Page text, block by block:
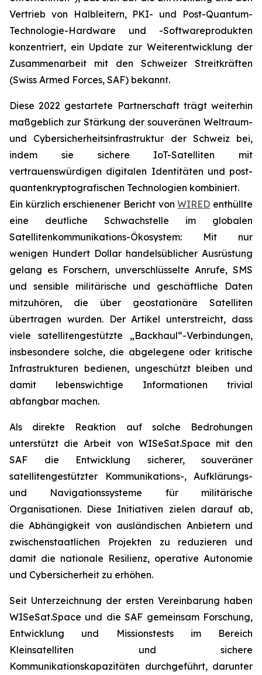
Vertrieb von Halbleitern, PKI- und Post-Quantum-
Technologie-Hardware und -Softwareprodukten
konzentriert, ein Update zur Weiterentwicklung der
Zusammenarbeit mit den Schweizer Streitkräften
(Swiss Armed Forces, SAF) bekannt.
Diese 2022 gestartete Partnerschaft trägt weiterhin
maßgeblich zur Stärkung der souveränen Weltraum-
und Cybersicherheitsinfrastruktur der Schweiz bei,
indem sie sichere IoT-Satelliten mit
vertrauenswürdigen digitalen Identitäten und post-
quantenkryptografischen Technologien kombiniert.
Ein kürzlich erschienener Bericht vonWIRED enthüllte
eine deutliche Schwachstelle im globalen
Satellitenkommunikations-Ökosystem: Mit nur
wenigen Hundert Dollar handelsüblicher Ausrüstung
gelang es Forschern, unverschlüsselte Anrufe, SMS
und sensible militärische und geschäftliche Daten
mitzuhören, die über geostationäre Satelliten
übertragen wurden. Der Artikel unterstreicht, dass
viele satellitengestützte „Backhaul“-Verbindungen,
insbesondere solche, die abgelegene oder kritische
Infrastrukturen bedienen, ungeschützt bleiben und
damit lebenswichtige Informationen trivial
abfangbar machen.
Als direkte Reaktion auf solche Bedrohungen
unterstützt die Arbeit von WISeSat.Space mit den
SAF die Entwicklung sicherer, souveräner
satellitengestützter Kommunikations-, Aufklärungs-
und Navigationssysteme für militärische
Organisationen. Diese Initiativen zielen darauf ab,
die Abhängigkeit von ausländischen Anbietern und
zwischenstaatlichen Projekten zu reduzieren und
damit die nationale Resilienz, operative Autonomie
und Cybersicherheit zu erhöhen.
Seit Unterzeichnung der ersten Vereinbarung haben
WISeSat.Space und die SAF gemeinsam Forschung,
Entwicklung und Missionstests im Bereich
Kleinsatelliten und sichere
Kommunikationskapazitäten durchgeführt, darunter